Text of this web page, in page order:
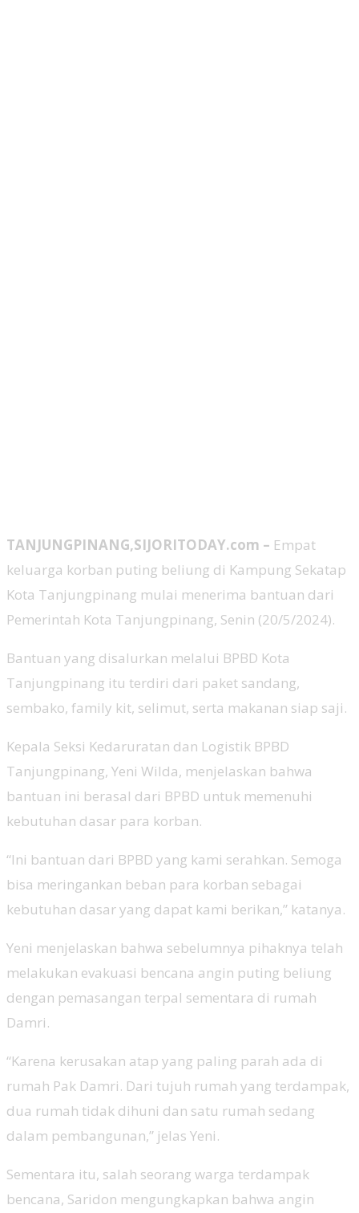
TANJUNGPINANG,SIJORITODAY.com – Empat
keluarga korban puting beliung di Kampung Sekatap
Kota Tanjungpinang mulai menerima bantuan dari
Pemerintah Kota Tanjungpinang, Senin (20/5/2024).
Bantuan yang disalurkan melalui BPBD Kota
Tanjungpinang itu terdiri dari paket sandang,
sembako, family kit, selimut, serta makanan siap saji.
Kepala Seksi Kedaruratan dan Logistik BPBD
Tanjungpinang, Yeni Wilda, menjelaskan bahwa
bantuan ini berasal dari BPBD untuk memenuhi
kebutuhan dasar para korban.
“Ini bantuan dari BPBD yang kami serahkan. Semoga
bisa meringankan beban para korban sebagai
kebutuhan dasar yang dapat kami berikan,” katanya.
Yeni menjelaskan bahwa sebelumnya pihaknya telah
melakukan evakuasi bencana angin puting beliung
dengan pemasangan terpal sementara di rumah
Damri.
“Karena kerusakan atap yang paling parah ada di
rumah Pak Damri. Dari tujuh rumah yang terdampak,
dua rumah tidak dihuni dan satu rumah sedang
dalam pembangunan,” jelas Yeni.
Sementara itu, salah seorang warga terdampak
bencana, Saridon mengungkapkan bahwa angin